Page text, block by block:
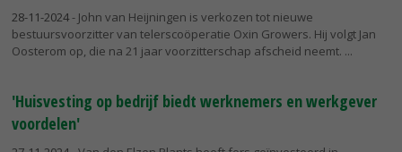
28-11-2024- John van Heijningen is verkozen tot nieuwe
bestuursvoorzitter van telerscoöperatie Oxin Growers. Hij volgt Jan
Oosterom op, die na 21 jaar voorzitterschap afscheid neemt.
'Huisvesting op bedrijf biedt werknemers en werkgever
voordelen'